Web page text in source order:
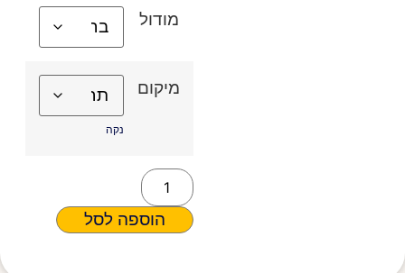
מודול
מיקום
נקה
הוספה לסל